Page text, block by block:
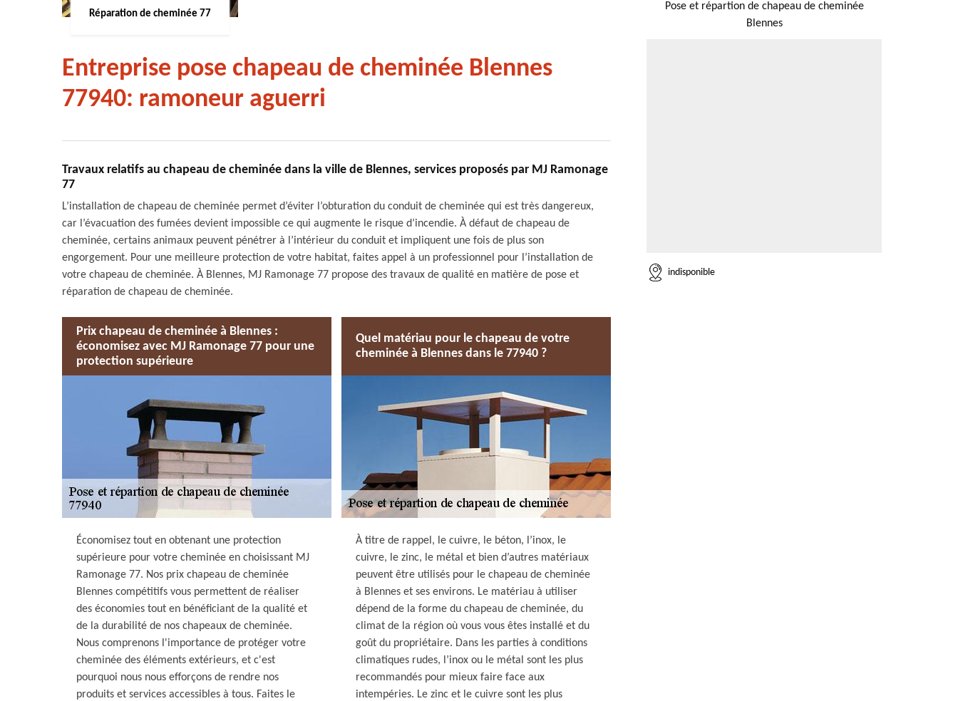
Réparation de cheminée 77
Entreprise pose chapeau de cheminée Blennes
77940: ramoneur aguerri
Travaux relatifs au chapeau de cheminée dans la ville de Blennes, services proposés par MJ Ramonage
77
L’installation de chapeau de cheminée permet d’éviter l’obturation du conduit de cheminée qui est très dangereux,
car l’évacuation des fumées devient impossible ce qui augmente le risque d’incendie. À défaut de chapeau de
cheminée, certains animaux peuvent pénétrer à l’intérieur du conduit et impliquent une fois de plus son
engorgement. Pour une meilleure protection de votre habitat, faites appel à un professionnel pour l’installation de
votre chapeau de cheminée. À Blennes, MJ Ramonage 77 propose des travaux de qualité en matière de pose et
réparation de chapeau de cheminée.
Prix chapeau de cheminée à Blennes :
économisez avec MJ Ramonage 77 pour une
protection supérieure
Économisez tout en obtenant une protection
supérieure pour votre cheminée en choisissant MJ
Ramonage 77. Nos prix chapeau de cheminée
Blennes compétitifs vous permettent de réaliser
des économies tout en bénéficiant de la qualité et
de la durabilité de nos chapeaux de cheminée.
Nous comprenons l'importance de protéger votre
cheminée des éléments extérieurs, et c'est
pourquoi nous nous efforçons de rendre nos
produits et services accessibles à tous. Faites le
Quel matériau pour le chapeau de votre
cheminée à Blennes dans le 77940 ?
À titre de rappel, le cuivre, le béton, l’inox, le
cuivre, le zinc, le métal et bien d’autres matériaux
peuvent être utilisés pour le chapeau de cheminée
à Blennes et ses environs. Le matériau à utiliser
dépend de la forme du chapeau de cheminée, du
climat de la région où vous vous êtes installé et du
goût du propriétaire. Dans les parties à conditions
climatiques rudes, l’inox ou le métal sont les plus
recommandés pour mieux faire face aux
intempéries. Le zinc et le cuivre sont les plus
Pose et répartion de chapeau de cheminée
Blennes
indisponible